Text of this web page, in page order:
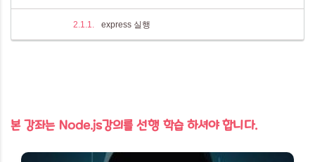
express 실행
본 강좌는 Node.js강의를 선행 학습 하셔야 합니다.